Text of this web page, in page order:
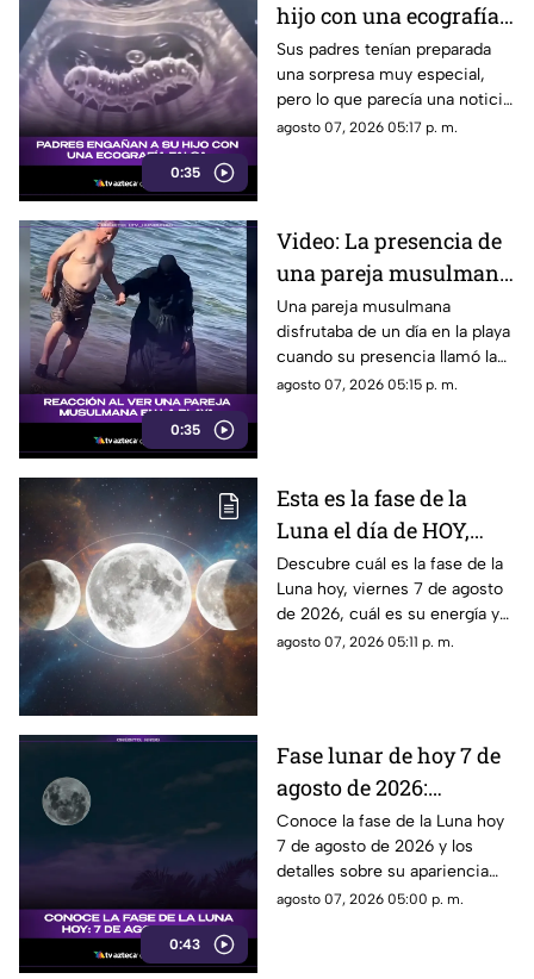
0:35
hijo con una ecografía
falsa y su reacción se
vuelve inolvidable
Sus padres tenían preparada
una sorpresa muy especial,
pero lo que parecía una noticia
increíble terminó siendo una
agosto 07, 2026 05:17 p. m.
0:35
Video: La presencia de
una pareja musulmana
en la playa provoca
reacciones
Una pareja musulmana
disfrutaba de un día en la playa
cuando su presencia llamó la
atención de los presentes.
agosto 07, 2026 05:15 p. m.
Esta es la fase de la
Luna el día de HOY,
viernes 7 de agosto de
2026: ¿Cómo se verá el
astro durante la noche?
Descubre cuál es la fase de la
Luna hoy, viernes 7 de agosto
de 2026, cuál es su energía y
cómo nos podría afectar.
agosto 07, 2026 05:11 p. m.
0:43
Fase lunar de hoy 7 de
agosto de 2026:
descubre cómo luce la
Luna y su significado
Conoce la fase de la Luna hoy
7 de agosto de 2026 y los
detalles sobre su apariencia
durante esta jornada.
agosto 07, 2026 05:00 p. m.